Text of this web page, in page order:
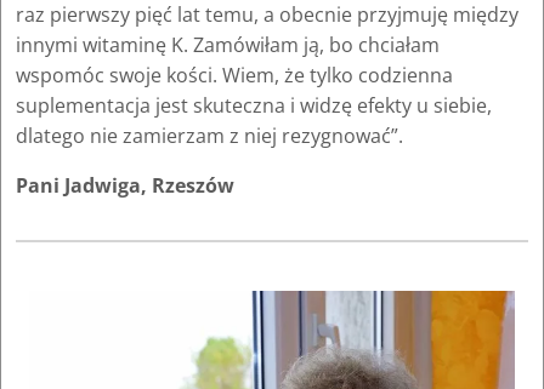
raz pierwszy pięć lat temu, a obecnie przyjmuję między
innymi witaminę K. Zamówiłam ją, bo chciałam
wspomóc swoje kości. Wiem, że tylko codzienna
suplementacja jest skuteczna i widzę efekty u siebie,
dlatego nie zamierzam z niej rezygnować”.
Pani Jadwiga, Rzeszów